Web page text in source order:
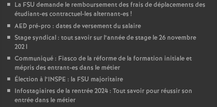
La FSU demande le remboursement des frais de déplacements des
étudiant-es contractuel-les alternant-es !
AED pré-pro : dates de versement du salaire
Stage syndical : tout savoir sur l’année de stage le 26 novembre
2021
Communiqué : Fiasco de la réforme de la formation initiale et
mépris des entrant-es dans le métier
Élection à l’INSPE : la FSU majoritaire
Infostagiaires de la rentrée 2024 : Tout savoir pour réussir son
entrée dans le métier